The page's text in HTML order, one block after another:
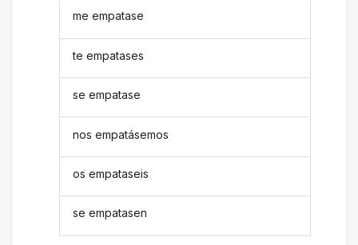
me empatase
te empatases
se empatase
nos empatásemos
os empataseis
se empatasen